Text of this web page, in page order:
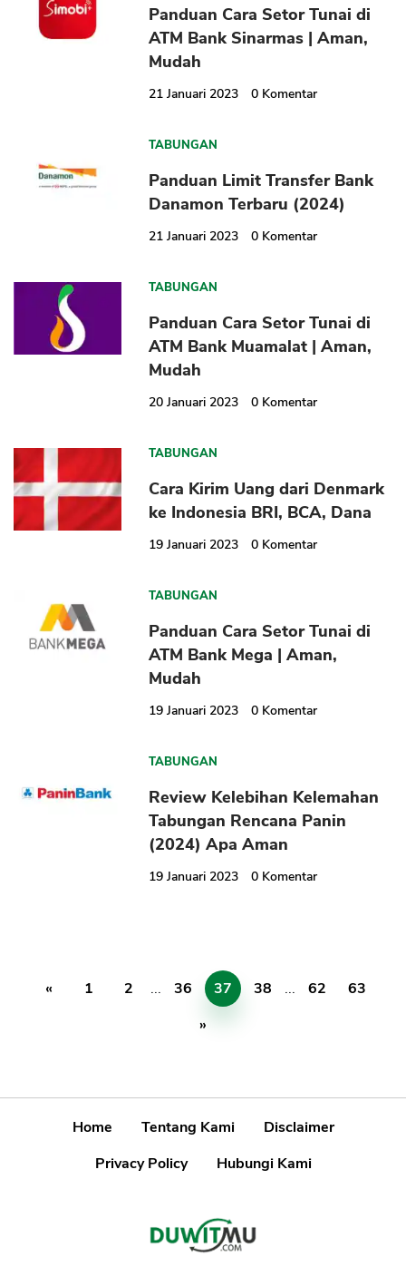
Panduan Cara Setor Tunai di
ATM Bank Sinarmas | Aman,
Mudah
21 Januari 2023 0 Komentar
TABUNGAN
Panduan Limit Transfer Bank
Danamon Terbaru (2024)
21 Januari 2023 0 Komentar
TABUNGAN
Panduan Cara Setor Tunai di
ATM Bank Muamalat | Aman,
Mudah
20 Januari 2023 0 Komentar
TABUNGAN
Cara Kirim Uang dari Denmark
ke Indonesia BRI, BCA, Dana
19 Januari 2023 0 Komentar
TABUNGAN
Panduan Cara Setor Tunai di
ATM Bank Mega | Aman,
Mudah
19 Januari 2023 0 Komentar
TABUNGAN
Review Kelebihan Kelemahan
Tabungan Rencana Panin
(2024) Apa Aman
19 Januari 2023 0 Komentar
« 1 2 ... 36 37 38 ... 62
63
»
Home Tentang Kami
Disclaimer
Privacy Policy
Hubungi Kami